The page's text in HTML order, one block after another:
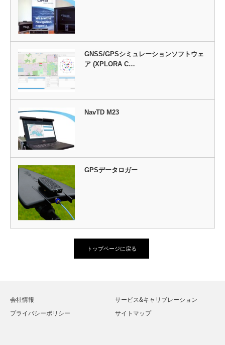
GNSS/GPSシミュレーションソフトウェ
ア (XPLORA C…
NavTD M23
GPSデータロガー
トップページに戻る
会社情報
サービス&キャリブレーション
プライバシーポリシー
サイトマップ